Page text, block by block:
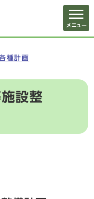
メニュー
種計画
設整